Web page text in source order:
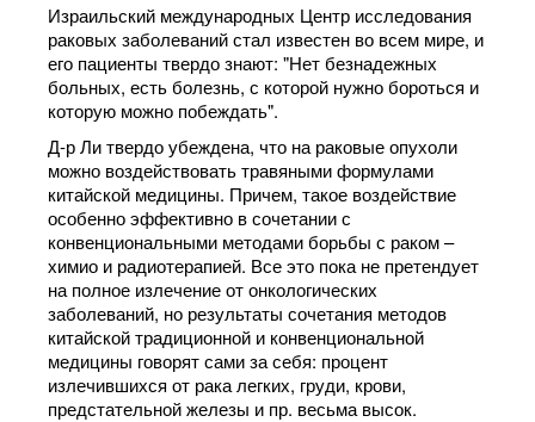
Израильский международных Центр исследования
раковых заболеваний стал известен во всем мире, и
его пациенты твердо знают: "Нет безнадежных
больных, есть болезнь, с которой нужно бороться и
которую можно побеждать".
Д-р Ли твердо убеждена, что на раковые опухоли
можно воздействовать травяными формулами
китайской медицины. Причем, такое воздействие
особенно эффективно в сочетании с
конвенциональными методами борьбы с раком –
химио и радиотерапией. Все это пока не претендует
на полное излечение от онкологических
заболеваний, но результаты сочетания методов
китайской традиционной и конвенциональной
медицины говорят сами за себя: процент
излечившихся от рака легких, груди, крови,
предстательной железы и пр. весьма высок.